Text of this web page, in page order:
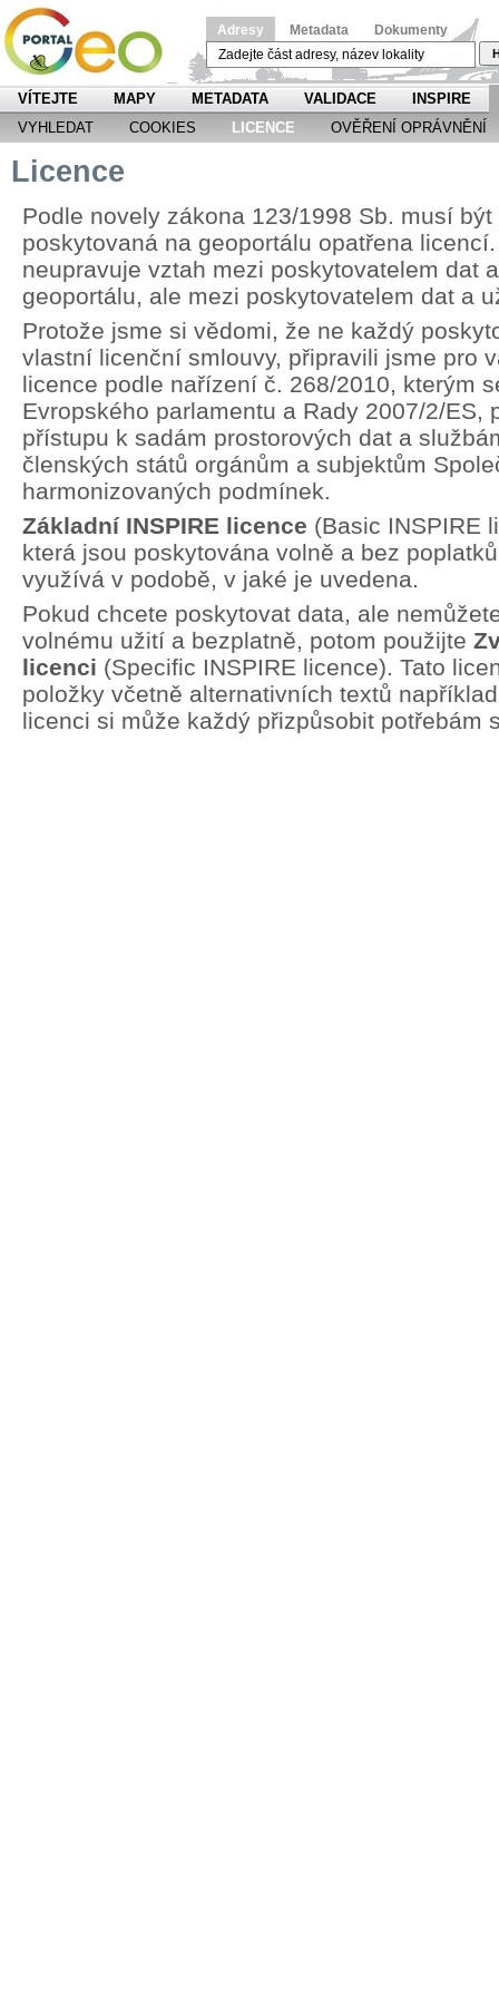
Adresy Metadata Dokumenty
VÍTEJTE MAPY METADATA VALIDACE
INSPIRE
VYHLEDAT
COOKIES LICENCE OVĚŘENÍ OPRÁVNĚNÍ
Licence
Podle novely zákona 123/1998 Sb. musí
poskytovaná na geoportálu opatřena
neupravuje vztah mezi poskytovatelem dat
geoportálu, ale mezi poskytovatelem dat a
Protože jsme si vědomi, že ne každý
vlastní licenční smlouvy, připravili jsme pro
licence podle nařízení č. 268/2010, kterým
Evropského parlamentu a Rady 2007/2/ES,
přístupu k sadám prostorových dat a
členských států orgánům a subjektům
harmonizovaných podmínek.
Základní INSPIRE licence (Basic INSPIRE
která jsou poskytována volně a bez
využívá v podobě, v jaké je uvedena.
Pokud chcete poskytovat data, ale
volnému užití a bezplatně, potom použijte
licenci (Specific INSPIRE licence). Tato
položky včetně alternativních textů
licenci si může každý přizpůsobit potřebám